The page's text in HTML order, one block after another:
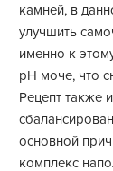
камней, в
улучшить
именно к
рН моче, что
Рецепт также
основной
комплекс